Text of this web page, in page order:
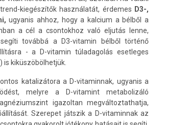
kiegészítők használatát, érdemes D3-,
ugyanis ahhoz, hogy a kalcium a bélből a
a cél a csontokhoz való eljutás lenne,
továbbá a D3-vitamin bélből történő
- a D-vitamin túladagolás esetleges
is kiküszöbölhetjük.
katalizátora a D-vitaminnak, ugyanis a
melyre a D-vitamint metabolizáló
igazoltan megváltoztathatja,
Szerepet játszik a D-vitaminnak az